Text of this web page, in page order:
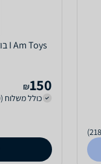
I Am Toys בובה תמר ללימוד השפה האנגלית
150
₪
כולל משלוח (30 ₪)